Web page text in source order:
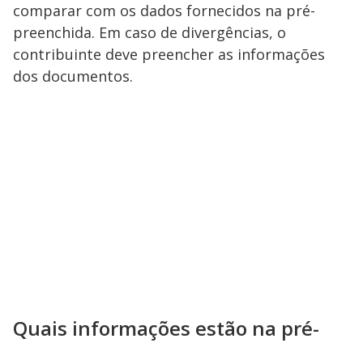
comparar com os dados fornecidos na pré-
preenchida. Em caso de divergências, o
contribuinte deve preencher as informações
dos documentos.
Quais informações estão na pré-